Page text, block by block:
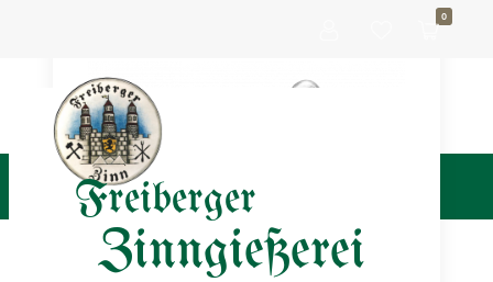
Freiberger
Zinngießerei
0